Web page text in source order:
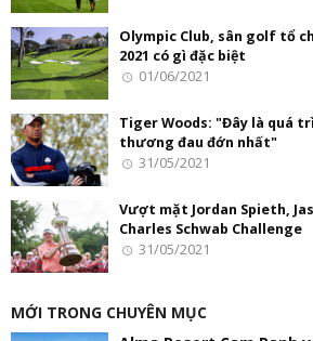
Olympic Club, sân golf tổ
2021 có gì đặc biệt
01/06/2021
Tiger Woods: "Đây là quá
thương đau đớn nhất"
31/05/2021
Vượt mặt Jordan Spieth,
Charles Schwab Challenge
31/05/2021
MỚI TRONG CHUYÊN MỤC